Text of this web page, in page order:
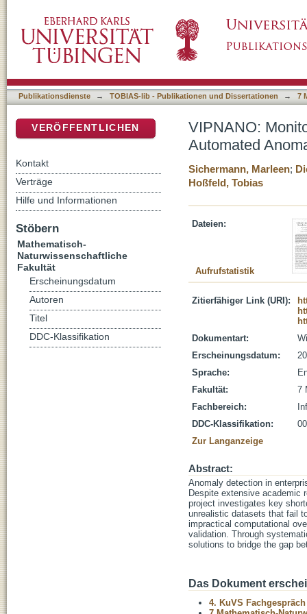
Publikationsdienste → TOBIAS-lib - Publikationen und Dissertationen → 7
VIPNANO:
Automated
Sichermann, Marleen;
Hoßfeld, Tobias
Dateien:
Aufrufstatistik
Zitierfähiger Link (URI):
Dokumentart:
Erscheinungsdatum:
Sprache:
Fakultät:
7
Fachbereich:
DDC-Klassifikation:
Zur Langanzeige
Abstract:
Anomaly detection in
Despite extensive academic
project investigates key
unrealistic datasets that fail
impractical computational
validation. Through
solutions to bridge the gap
Das Dokument
4. KuVS
VERÖFFENTLICHEN
Kontakt
Verträge
Hilfe und Informationen
Stöbern
Mathematisch-
Naturwissenschaftliche
Fakultät
Erscheinungsdatum
Autoren
Titel
DDC-Klassifikation